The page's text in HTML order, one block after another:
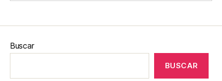
Buscar
BUSCAR